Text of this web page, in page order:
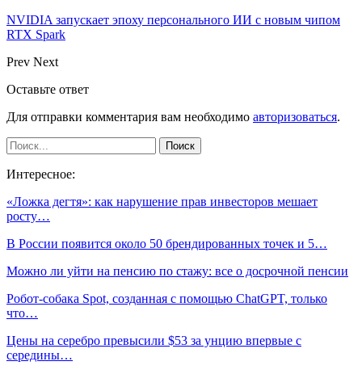
NVIDIA запускает эпоху персонального ИИ с новым чипом
RTX Spark
Prev Next
Оставьте ответ
Для отправки комментария вам необходимо авторизоваться.
Интересное:
«Ложка дегтя»: как нарушение прав инвесторов мешает
росту…
В России появится около 50 брендированных точек и 5…
Можно ли уйти на пенсию по стажу: все о досрочной пенсии
Робот-собака Spot, созданная с помощью ChatGPT, только
что…
Цены на серебро превысили $53 за унцию впервые с
середины…